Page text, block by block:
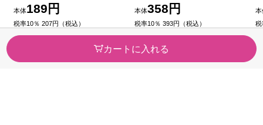
カートに入れる
酸） １２枚 ＫＯＳＥコ
スメポート
本体189円
税率10％ 207円（税込）
（3）
今すぐのご注文で最短今日(20
用 １０枚 花王
本体358円
税率10％ 393円（税込）
（3）
今すぐのご注文で最短今日(20
26/08/07)届きます
本
税